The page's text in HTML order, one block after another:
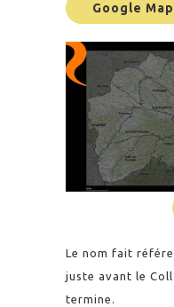
Google
Le nom fait
juste avant le
termine.